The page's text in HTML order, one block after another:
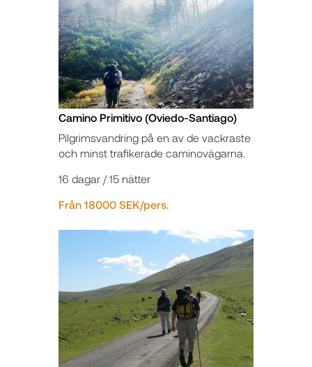
Camino Primitivo (Oviedo-Santiago)
Pilgrimsvandring på en av de vackraste
och minst trafikerade caminovägarna.
16 dagar / 15 nätter
Från 18000 SEK/pers.